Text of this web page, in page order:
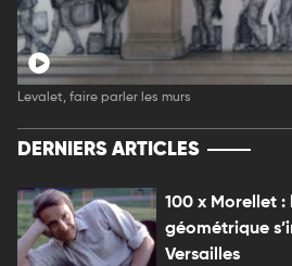
Levalet, faire parler les murs
DERNIERS ARTICLES
100 x Morellet :
géométrique
Versailles